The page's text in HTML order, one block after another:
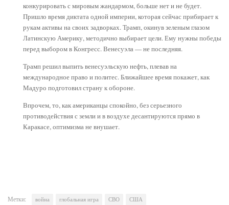
конкурировать с мировым жандармом, больше нет и не будет.
Пришло время диктата одной империи, которая сейчас прибирает к
рукам активы на своих задворках. Трамп, окинув зеленым глазом
Латинскую Америку, методично выбирает цели. Ему нужны победы
перед выбором в Конгресс. Венесуэла — не последняя.
Трамп решил выпить венесуэльскую нефть, плевав на
международное право и политес. Ближайшее время покажет, как
Мадуро подготовил страну к обороне.
Впрочем, то, как американцы спокойно, без серьезного
противодействия с земли и в воздухе десантируются прямо в
Каракасе, оптимизма не внушает.
Метки: война глобальная игра СВО США